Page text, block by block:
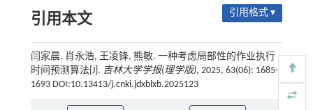
引用本文 引用格式 ▾
闫家晨, 肖永浩, 王凌锋, 熊敏. 一种考虑局部性的作业执行
时间预测算法[J]. 吉林大学学报(理学版), 2025, 63(06): 1685-
1693 DOI:10.13413/j.cnki.jdxblxb.2025123